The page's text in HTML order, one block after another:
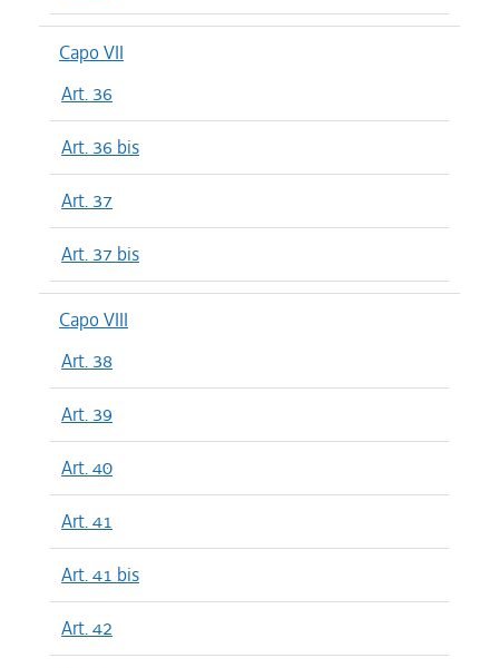
Capo VII
Art. 36
Art. 36 bis
Art. 37
Art. 37 bis
Capo VIII
Art. 38
Art. 39
Art. 40
Art. 41
Art. 41 bis
Art. 42